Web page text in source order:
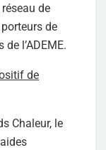
de
de
l’ADEME.
de
Chaleur, le